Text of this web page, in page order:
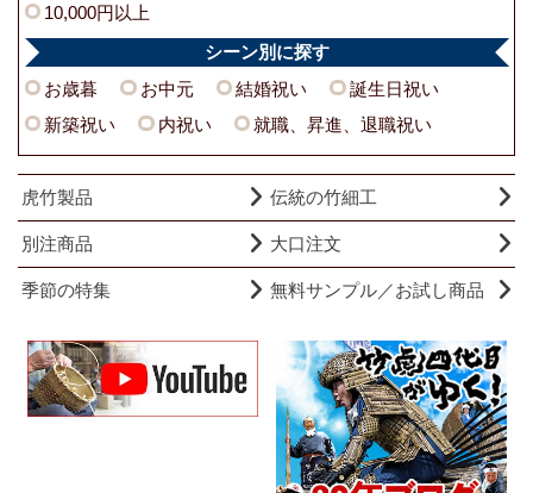
10,000円以上
シーン別に探す
お歳暮 お中元 結婚祝い
誕生日祝い
新築祝い
内祝い 就職、昇進、退職祝い
虎竹製品 伝統の竹細工
別注商品 大口注文
季節の特集 無料サンプル／お試し商品